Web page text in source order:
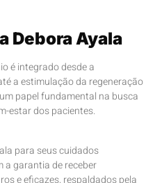
Debora Ayala
é integrado desde a
a estimulação da regeneração
papel fundamental na busca
estar dos pacientes.
para seus cuidados
a garantia de receber
e eficazes, respaldados pela